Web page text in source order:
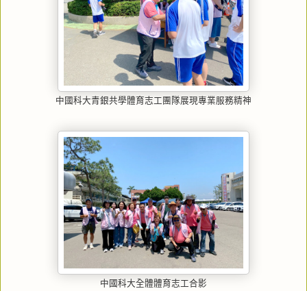
中國科大青銀共學體育志工團隊展現專業服務精神
中國科大全體體育志工合影